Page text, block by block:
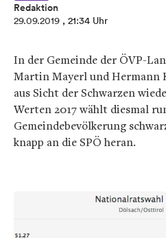
Redaktion
29.09.2019 , 21:34 Uhr
In der Gemeinde der ÖVP-
Martin Mayerl und Hermann
aus Sicht der Schwarzen
Werten 2017 wählt diesmal
Gemeindebevölkerung
knapp an die SPÖ heran.